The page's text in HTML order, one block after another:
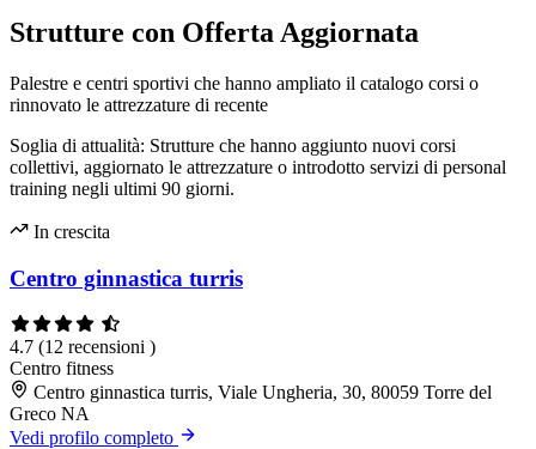
Strutture con Offerta Aggiornata
Palestre e centri sportivi che hanno ampliato il catalogo corsi o
rinnovato le attrezzature di recente
Soglia di attualità: Strutture che hanno aggiunto nuovi corsi
collettivi, aggiornato le attrezzature o introdotto servizi di personal
training negli ultimi 90 giorni.
In crescita
Centro ginnastica turris
4.7 (12 recensioni )
Centro fitness
Centro ginnastica turris, Viale Ungheria, 30, 80059 Torre del
Greco NA
Vedi profilo completo